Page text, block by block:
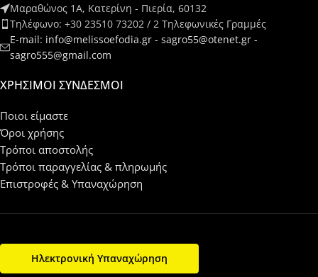
Μαραθώνος 1Α, Κατερίνη - Πιερία, 60132
Τηλέφωνο: +30 23510 73202 / 2 Τηλεφωνικές Γραμμές
E-mail: info@melissoefodia.gr - sagro55@otenet.gr -
sagro555@gmail.com
ΧΡΉΣΙΜΟΙ ΣΎΝΔΕΣΜΟΙ
Ποιοι είμαστε
Όροι χρήσης
Τρόποι αποστολής
Τρόποι παραγγελίας & πληρωμής
Επιστροφές & Υπαναχώρηση
Ηλεκτρονική Υπαναχώρηση